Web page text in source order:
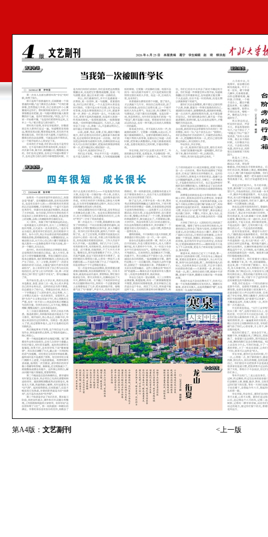
第A4版： 文艺副刊 <上一版